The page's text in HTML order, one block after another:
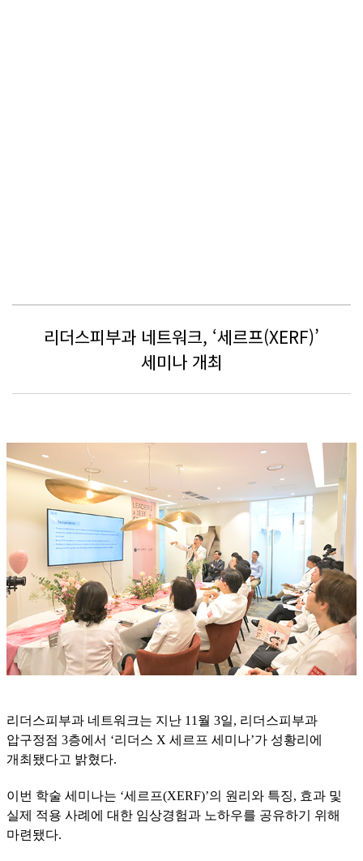
리더스피부과 네트워크, ‘세르프(XERF)’
세미나 개최
리더스피부과 네트워크는 지난 11월 3일, 리더스피부과
압구정점 3층에서 ‘리더스 X 세르프 세미나’가 성황리에
개최됐다고 밝혔다.
이번 학술 세미나는 ‘세르프(XERF)’의 원리와 특징, 효과 및
실제 적용 사례에 대한 임상경험과 노하우를 공유하기 위해
마련됐다.